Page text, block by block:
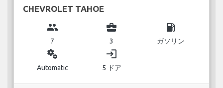
CHEVROLET TAHOE
group
7
business_center
3
local_gas_station
ガソリン
miscellaneous_services
Automatic
login
5 ドア